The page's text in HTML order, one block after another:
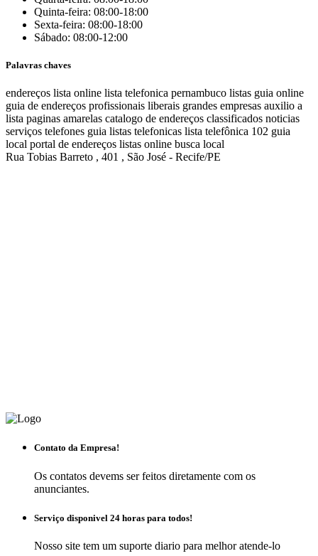
Quinta-feira: 08:00-18:00
Sexta-feira: 08:00-18:00
Sábado: 08:00-12:00
Palavras chaves
endereços lista online lista telefonica pernambuco listas guia online
guia de endereços profissionais liberais grandes empresas auxilio a
lista paginas amarelas catalogo de endereços classificados noticias
serviços telefones guia listas telefonicas lista telefônica 102 guia
local portal de endereços listas online busca local
Rua Tobias Barreto , 401 , São José - Recife/PE
Contato da Empresa!
Os contatos devems ser feitos diretamente com os
anunciantes.
Serviço disponivel 24 horas para todos!
Nosso site tem um suporte diario para melhor atende-lo